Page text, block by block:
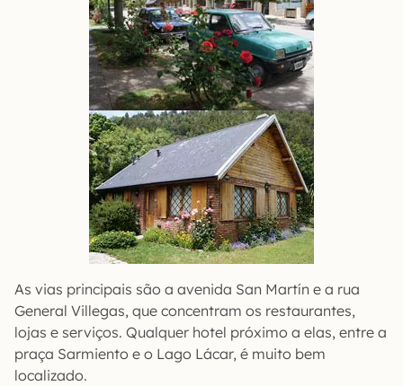
As vias principais são a avenida San Martín e a rua
General Villegas, que concentram os restaurantes,
lojas e serviços. Qualquer hotel próximo a elas, entre a
praça Sarmiento e o Lago Lácar, é muito bem
localizado.